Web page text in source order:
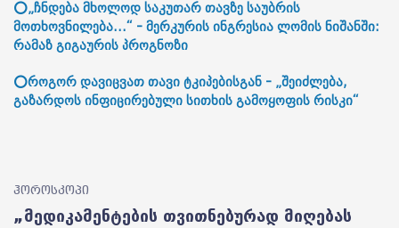
⭕„ჩნდება მხოლოდ საკუთარ თავზე საუბრის
მოთხოვნილება...“ - მერკურის ინგრესია ლომის ნიშანში:
რამაზ გიგაურის პროგნოზი
⭕როგორ დავიცვათ თავი ტკიპებისგან - „შეიძლება,
გაზარდოს ინფიცირებული სითხის გამოყოფის რისკი“
ჰოროსკოპი
„მედიკამენტების თვითნებურად მიღებას